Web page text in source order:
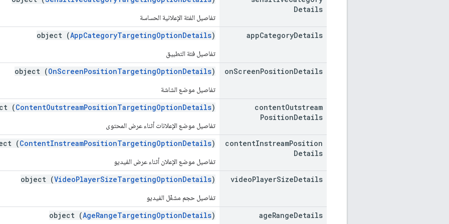
Details
تفاصيل الفئة الإعلانية الحساسة
appCategoryDetails
object (AppCategoryTargetingOptionDetails)
تفاصيل فئة التطبيق
onScreenPositionDetails
object (OnScreenPositionTargetingOptionDetails)
تفاصيل موضع الشاشة
contentOutstream
PositionDetails
(ContentOutstreamPositionTargetingOptionDetails)
تفاصيل موضع الإعلانات أثناء عرض المحتوى
contentInstreamPosition
Details
(ContentInstreamPositionTargetingOptionDetails)
تفاصيل موضع الإعلان أثناء عرض الفيديو
videoPlayerSizeDetails
object (VideoPlayerSizeTargetingOptionDetails)
تفاصيل حجم مشغّل الفيديو
ageRangeDetails
object (AgeRangeTargetingOptionDetails)